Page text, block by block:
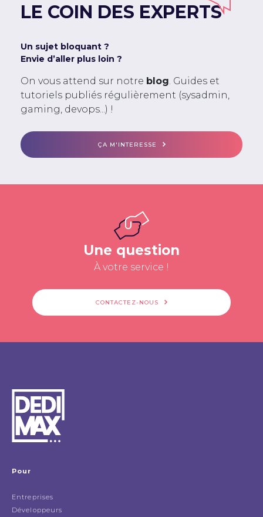
LE COIN DES EXPERTS
Un sujet bloquant ?
Envie d’aller plus loin ?
On vous attend sur notre blog . Guides et
tutoriels publiés régulièrement (sysadmin,
gaming, devops...) !
ÇA M'INTERESSE
Une question
À votre service !
CONTACTEZ-NOUS
Pour
Entreprises
Développeurs